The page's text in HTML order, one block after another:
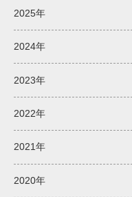
2025年
2024年
2023年
2022年
2021年
2020年